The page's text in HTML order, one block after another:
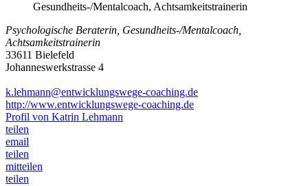
Psychologische Beraterin, Gesundheits-/Mentalcoach,
Achtsamkeitstrainerin
33611 Bielefeld
Johanneswerkstrasse 4
k.lehmann@entwicklungswege-coaching.de
http://www.entwicklungswege-coaching.de
Profil von Katrin Lehmann
teilen
email
teilen
mitteilen
teilen